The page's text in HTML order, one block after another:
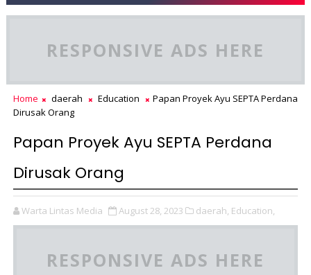
RESPONSIVE ADS HERE
Home daerah Education
Papan Proyek Ayu SEPTA Perdana
Dirusak Orang
Papan Proyek Ayu SEPTA Perdana
Dirusak Orang
Warta Lintas Media August 28, 2023 daerah, Education,
RESPONSIVE ADS HERE